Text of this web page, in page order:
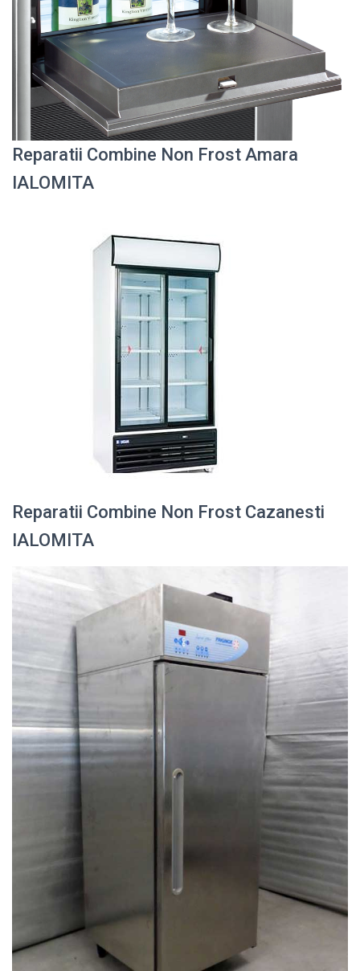
Reparatii Combine Non Frost Amara
IALOMITA
Reparatii Combine Non Frost Cazanesti
IALOMITA